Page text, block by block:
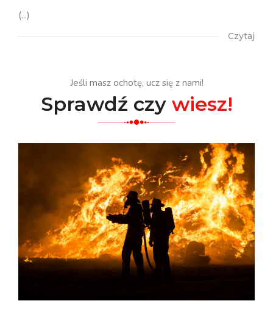
(...)
Czytaj
Jeśli masz ochotę, ucz się z nami!
Sprawdź czy wiesz!